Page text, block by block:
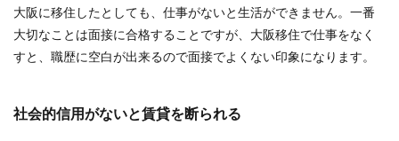
大阪に移住したとしても、仕事がないと生活ができません。一番
大切なことは面接に合格することですが、大阪移住で仕事をなく
すと、職歴に空白が出来るので面接でよくない印象になります。
社会的信用がないと賃貸を断られる